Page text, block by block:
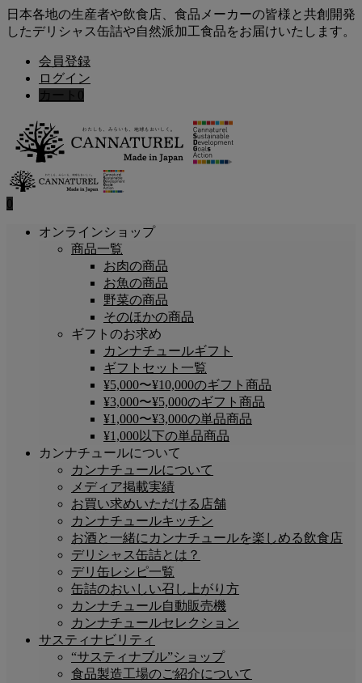
日本各地の生産者や飲食店、食品メーカーの皆様と共創開発
したデリシャス缶詰や自然派加工食品をお届けいたします。
会員登録
ログイン
カート 0
0
オンラインショップ
商品一覧
お肉の商品
お魚の商品
野菜の商品
そのほかの商品
ギフトのお求め
カンナチュールギフト
ギフトセット一覧
¥5,000〜¥10,000のギフト商品
¥3,000〜¥5,000のギフト商品
¥1,000〜¥3,000の単品商品
¥1,000以下の単品商品
カンナチュールについて
カンナチュールについて
メディア掲載実績
お買い求めいただける店舗
カンナチュールキッチン
お酒と一緒にカンナチュールを楽しめる飲食店
デリシャス缶詰とは？
デリ缶レシピ一覧
缶詰のおいしい召し上がり方
カンナチュール自動販売機
カンナチュールセレクション
サスティナビリティ
“サスティナブル”ショップ
食品製造工場のご紹介について